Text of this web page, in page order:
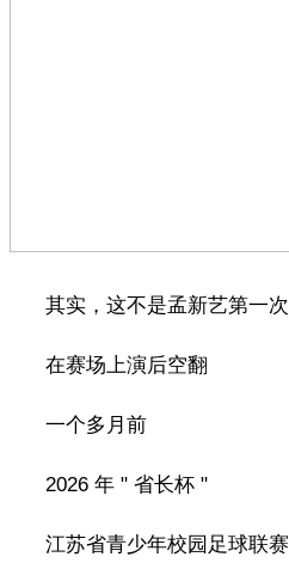
其实，这不是孟新艺第一次
在赛场上演后空翻
一个多月前
2026 年 " 省长杯 "
江苏省青少年校园足球联赛